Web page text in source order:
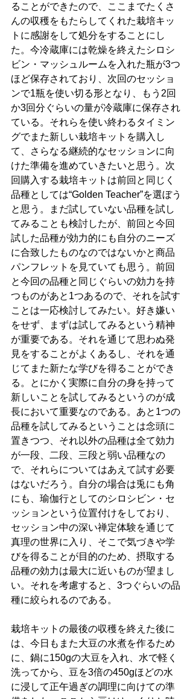
ることができたので、ここまでたくさ
んの収穫をもたらしてくれた栽培キッ
トに感謝をして処分をすることにし
た。今冷蔵庫には乾燥を終えたシロシ
ビン・マッシュルームを入れた瓶が3つ
ほど保存されており、次回のセッショ
ンで1瓶を使い切る形となり、もう2回
か3回分ぐらいの量が冷蔵庫に保存され
ている。それらを使い終わるタイミン
グでまた新しい栽培キットを購入し
て、さらなる継続的なセッションに向
けた準備を進めていきたいと思う。次
回購入する栽培キットは前回と同じく
品種としては“Golden Teacher”を選ぼう
と思う。まだ試していない品種を試し
てみることも検討したが、前回と今回
試した品種が効力的にも自分のニーズ
に合致したものなのではないかと商品
パンフレットを見ていても思う。前回
と今回の品種と同じぐらいの効力を持
つものがあと1つあるので、それを試す
ことは一応検討してみたい。好き嫌い
をせず、まずは試してみるという精神
が重要である。それを通じて思わぬ発
見をすることがよくあるし、それを通
じてまた新たな学びを得ることができ
る。とにかく実際に自分の身を持って
新しいことを試してみるというのが成
長において重要なのである。あと1つの
品種を試してみるということは念頭に
置きつつ、それ以外の品種は全て効力
が一段、二段、三段と弱い品種なの
で、それらについてはあえて試す必要
はないだろう。自分の場合は兎にも角
にも、瑜伽行としてのシロシビン・セ
ッションという位置付けをしており、
セッション中の深い禅定体験を通じて
真理の世界に入り、そこで気づきや学
びを得ることが目的のため、摂取する
品種の効力は最大に近いものが望まし
い。それを考慮すると、3つぐらいの品
種に絞られるのである。
栽培キットの最後の収穫を終えた後に
は、今日もまた大豆の水煮を作るため
に、鍋に150gの大豆を入れ、水で軽く
洗ってから、豆を3倍の450gほどの水
に浸して正午過ぎの調理に向けての準